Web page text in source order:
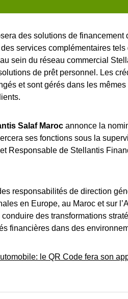
des solutions de
services complémentaires tels
sein du réseau commercial
de prêt personnel. Les
et sont gérés dans les
Salaf Maroc annonce la
ses fonctions sous la
Responsable de Stellantis
responsabilités de direction
en Europe, au Maroc et sur
des transformations
financières dans des
le QR Code fera son